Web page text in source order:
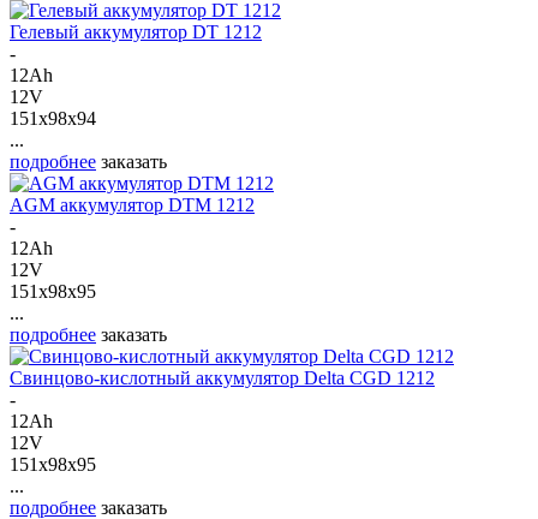
Гелевый аккумулятор DT 1212
-
12Ah
12V
151x98x94
...
подробнее заказать
AGM аккумулятор DTM 1212
-
12Ah
12V
151x98x95
...
подробнее заказать
Свинцово-кислотный аккумулятор Delta CGD 1212
-
12Ah
12V
151x98x95
...
подробнее заказать